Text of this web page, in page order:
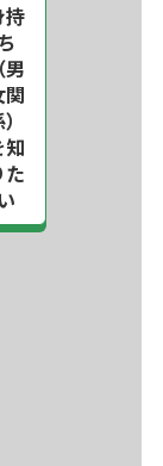
持
ち
（男
関
知
た